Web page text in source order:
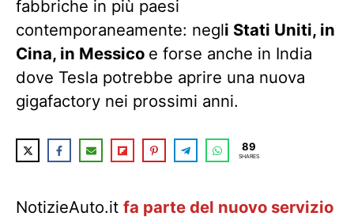
fabbriche in più paesi
contemporaneamente: negli Stati Uniti, in
Cina, in Messico e forse anche in India
dove Tesla potrebbe aprire una nuova
gigafactory nei prossimi anni.
89
SHARES
NotizieAuto.it fa parte del nuovo servizio